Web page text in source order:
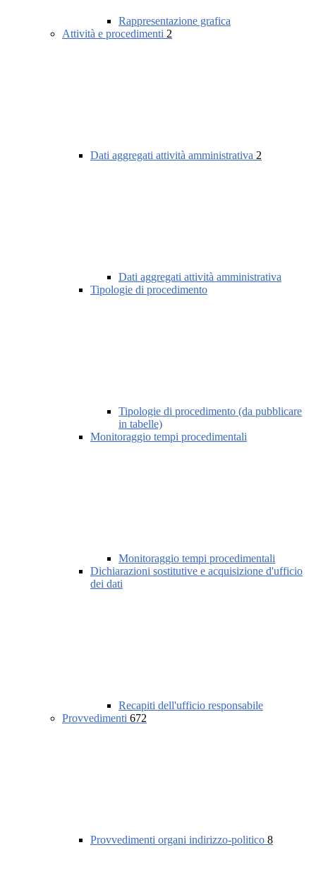
Rappresentazione grafica
Attività e procedimenti 2
Dati aggregati attività amministrativa 2
Dati aggregati attività amministrativa
Tipologie di procedimento
Tipologie di procedimento (da pubblicare
in tabelle)
Monitoraggio tempi procedimentali
Monitoraggio tempi procedimentali
Dichiarazioni sostitutive e acquisizione d'ufficio
dei dati
Recapiti dell'ufficio responsabile
Provvedimenti 672
Provvedimenti organi indirizzo-politico 8